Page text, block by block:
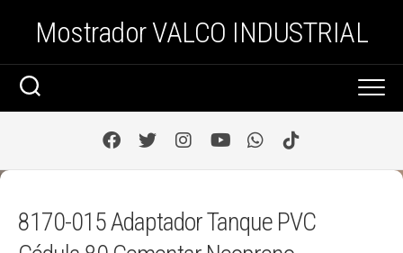
Mostrador VALCO INDUSTRIAL
8170-015 Adaptador Tanque PVC